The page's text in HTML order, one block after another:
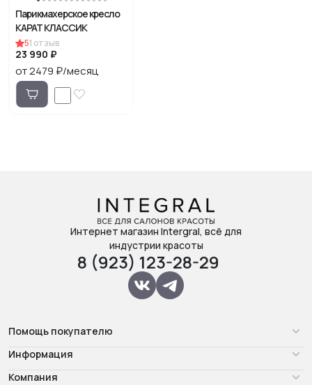
Парикмахерское кресло
КАРАТ КЛАССИК
51 отзыв
23 990 ₽
от 2479 ₽/месяц
Интернет магазин Intergral, всё для
индустрии красоты
8 (923) 123-28-29
Помощь покупателю
Информация
Компания